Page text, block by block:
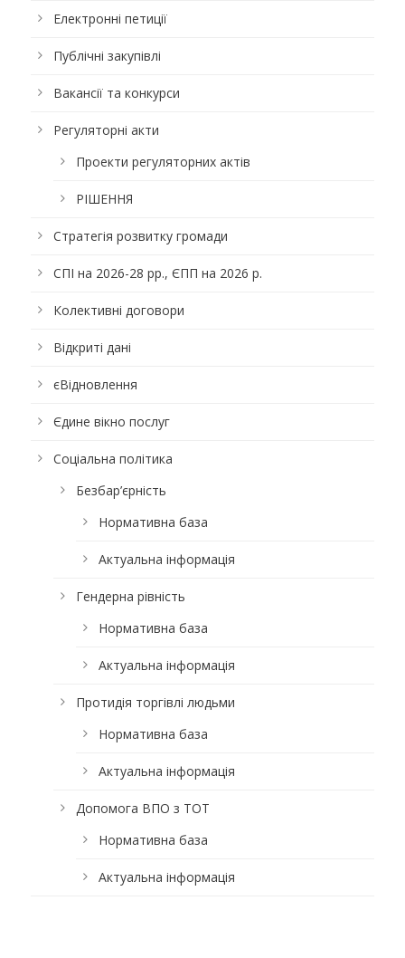
Електронні петиції
Публічні закупівлі
Вакансії та конкурси
Регуляторні акти
Проекти регуляторних актів
РІШЕННЯ
Стратегія розвитку громади
СПІ на 2026-28 рр., ЄПП на 2026 р.
Колективні договори
Відкриті дані
єВідновлення
Єдине вікно послуг
Соціальна політика
Безбар’єрність
Нормативна база
Актуальна інформація
Гендерна рівність
Нормативна база
Актуальна інформація
Протидія торгівлі людьми
Нормативна база
Актуальна інформація
Допомога ВПО з ТОТ
Нормативна база
Актуальна інформація